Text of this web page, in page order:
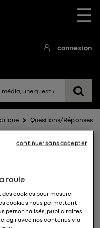
☰
connexion
Questions/Réponses
roule
cookies pour mesurer
cookies nous permettent
personnalisés, publicitaires
avec nos contenus via
continuer sans accepter